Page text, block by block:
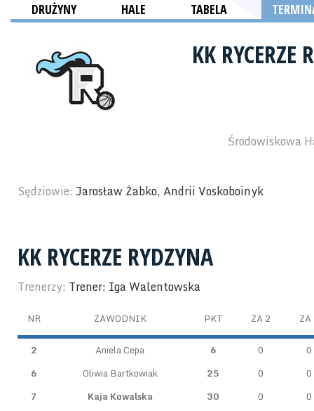
DRUŻYNY HALE TABELA
KK RYCERZE
Środowiskowa
Sędziowie: Jarosław Żabko, Andrii Voskoboinyk
KK RYCERZE RYDZYNA
Trenerzy: Trener: Iga Walentowska
NR ZAWODNIK PKT ZA 2 ZA
2 Aniela Cepa 6 0
0
6
Oliwia Bartkowiak 25 0
0
7
Kaja Kowalska 30 0
0